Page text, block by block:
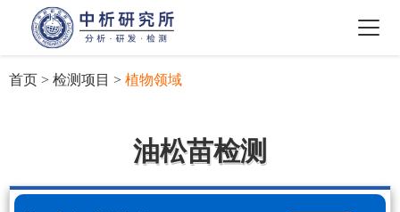
首页 > 检测项目 > 植物领域
油松苗检测